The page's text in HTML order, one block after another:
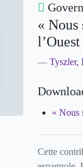
« Nous
Tyszler,
« Nous
Cette